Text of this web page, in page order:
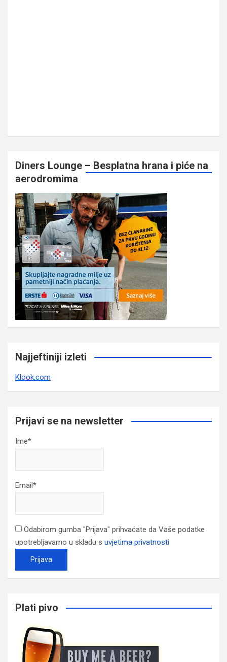
Diners Lounge – Besplatna hrana i piće na
aerodromima
Najjeftiniji izleti
Klook.com
Prijavi se na newsletter
Ime*
Email*
Odabirom gumba "Prijava" prihvaćate da Vaše podatke
upotrebljavamo u skladu s uvjetima privatnosti
Plati pivo